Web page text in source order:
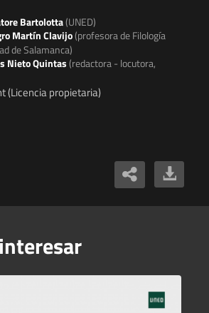
Bartolotta(UNED)
Martín Clavijo(profesora de Filología
de Salamanca)
Nieto Quintas(redactora - locutora,
(Licencia propietaria)